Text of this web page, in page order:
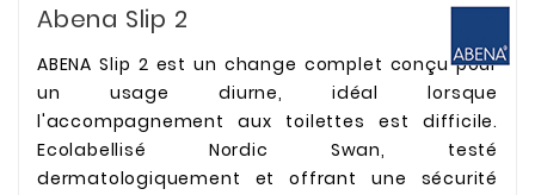
Abena Slip 2
ABENA Slip 2 est un change complet conçu pour
un usage diurne, idéal lorsque
l'accompagnement aux toilettes est difficile.
Ecolabellisé Nordic Swan, testé
dermatologiquement et offrant une sécurité